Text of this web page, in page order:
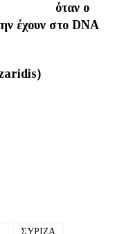
όταν ο
έχουν στο DNA
ΣΥΡΙΖΑ